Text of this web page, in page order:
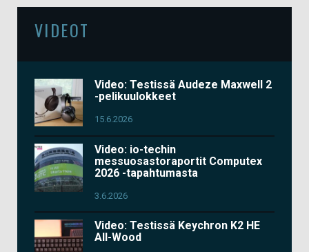
VIDEOT
Video: Testissä Audeze Maxwell 2
-pelikuulokkeet
15.6.2026
Video: io-techin
messuosastoraportit Computex
2026 -tapahtumasta
3.6.2026
Video: Testissä Keychron K2 HE
All-Wood